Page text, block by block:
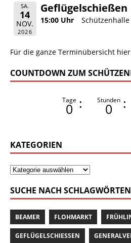
SA.
14
NOV.
2026
Geflügelschießen
15:00 Uhr
Für die ganze Terminübersicht
COUNTDOWN ZUM
Tage
0 : Stunden
0 :
KATEGORIEN
SUCHE NACH SCHLAGWÖRTEN
BEAMER FLOHMARKT
GEFLÜGELSCHIESSEN